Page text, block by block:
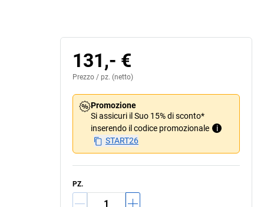
131,- €
Prezzo / pz. (netto)
Promozione
Si assicuri il Suo 15% di sconto*
inserendo il codice promozionale
i
START26
PZ.